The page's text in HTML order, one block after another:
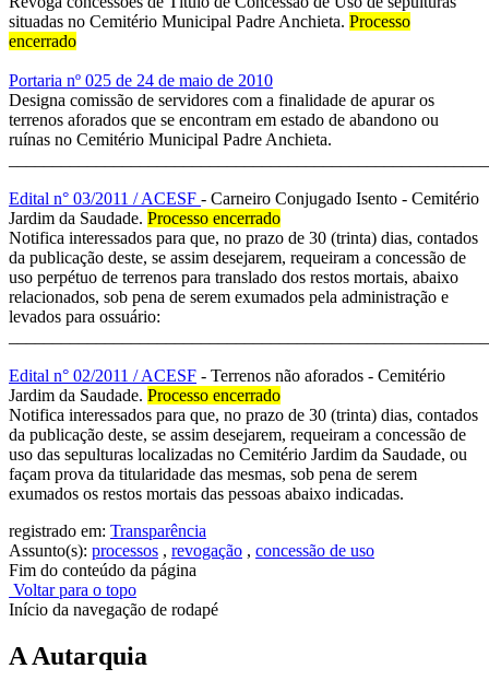
situadas no Cemitério Municipal Padre Anchieta. Processo
encerrado
Portaria nº 025 de 24 de maio de 2010
Designa comissão de servidores com a finalidade de apurar os
terrenos aforados que se encontram em estado de abandono ou
ruínas no Cemitério Municipal Padre Anchieta.
Edital n° 03/2011 / ACESF - Carneiro Conjugado Isento - Cemitério
Jardim da Saudade. Processo encerrado
Notifica interessados para que, no prazo de 30 (trinta) dias, contados
da publicação deste, se assim desejarem, requeiram a concessão de
uso perpétuo de terrenos para translado dos restos mortais, abaixo
relacionados, sob pena de serem exumados pela administração e
levados para ossuário:
Edital n° 02/2011 / ACESF - Terrenos não aforados - Cemitério
Jardim da Saudade. Processo encerrado
Notifica interessados para que, no prazo de 30 (trinta) dias, contados
da publicação deste, se assim desejarem, requeiram a concessão de
uso das sepulturas localizadas no Cemitério Jardim da Saudade, ou
façam prova da titularidade das mesmas, sob pena de serem
exumados os restos mortais das pessoas abaixo indicadas.
registrado em: Transparência
Assunto(s): processos , revogação , concessão de uso
Fim do conteúdo da página
Voltar para o topo
Início da navegação de rodapé
A Autarquia